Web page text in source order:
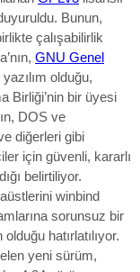
Bunun,
çalışabilirlik
GNU Genel
olduğu,
Birliği’nin bir üyesi
DOS ve
diğerleri gibi
için güvenli, kararlı
belirtiliyor.
winbind
sorunsuz bir
hatırlatılıyor.
yeni sürüm,